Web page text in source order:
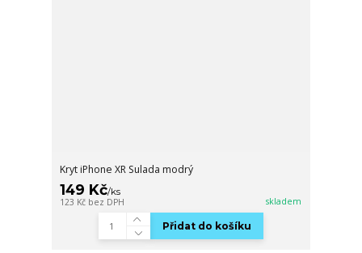
Kryt iPhone XR Sulada modrý
149 Kč/ks
123 Kč bez DPH skladem
Přidat do košíku